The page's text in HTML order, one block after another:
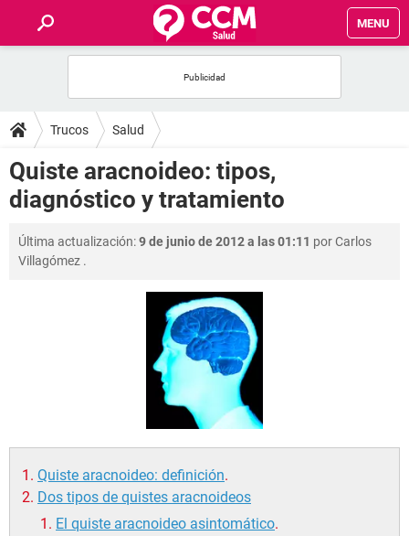
MENU
FOROS
SALUD
FAMILIA
NUTRICIÓN
Trucos Salud
Quiste aracnoideo: tipos,
diagnóstico y tratamiento
Última actualización:9 de junio de 2012 a las 01:11 porCarlos
Villagómez .
Quiste aracnoideo: definición.
Dos tipos de quistes aracnoideos
El quiste aracnoideo asintomático.